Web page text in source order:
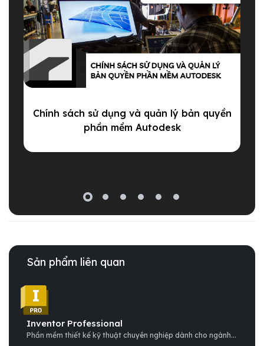
Chính sách sử dụng và quản lý bản quyền
phần mềm Autodesk
Sản phẩm liên quan
Inventor Professional
Phần mềm thiết kế kỹ thuật chuyên nghiệp dành cho ngành...